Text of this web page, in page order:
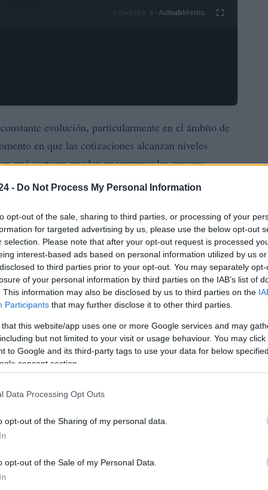
- Do Not Process My Personal Information
opt-out of the sale, sharing to third parties, or processing of your
for targeted advertising by us, please use the below opt-out
selection. Please note that after your opt-out request is processed
interest-based ads based on personal information utilized by us
to third parties prior to your opt-out. You may separately
of your personal information by third parties on the IAB’s list of
This information may also be disclosed by us to third parties on the
Participants that may further disclose it to other third parties.
that this website/app uses one or more Google services and may
but not limited to your visit or usage behaviour. You may
to Google and its third-party tags to use your data for below
consent section.
Data Processing Opt Outs
opt-out of the Sharing of my personal data.
opt-out of the Sale of my Personal Data.
Ad hubMedia
evolución, particularmente en el ámbito de
en que las cotizaciones alcanzan niveles
qué sectores pueden encontrarse las mayores
los resultados más recientes de gigantes como
tecnológicas
, la empresa matriz de Google, reportó ingresos
no solo superó las expectativas del mercado, sino
primera vez que la compañía sobrepasa los 100.000
16% en comparación con el año anterior se debe a un
Google CloudyYouTube.
significativo, alcanzando
un
3.500 millones de dólares
tendencia positiva en sus beneficios, que sumaron
2,87 dólares por acción.